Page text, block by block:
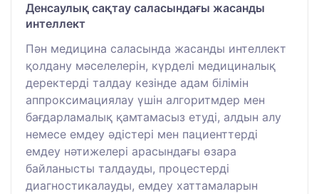
Денсаулық сақтау саласындағы жасанды
интеллект
Пән медицина саласында жасанды интеллект
қолдану мәселелерін, күрделі медициналық
деректерді талдау кезінде адам білімін
аппроксимациялау үшін алгоритмдер мен
бағдарламалық қамтамасыз етуді, алдын алу
немесе емдеу әдістері мен пациенттерді
емдеу нәтижелері арасындағы өзара
байланысты талдауды, процестерді
диагностикалауды, емдеу хаттамаларын